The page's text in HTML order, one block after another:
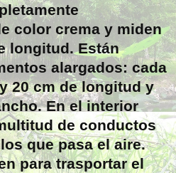
color crema y miden
longitud. Están
alargados: cada
20 cm de longitud y
En el interior
de conductos
que pasa el aire.
para trasportar el